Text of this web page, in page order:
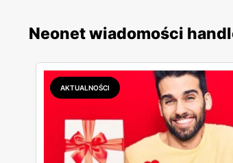
Neonet wiadomości
AKTUALNOŚCI